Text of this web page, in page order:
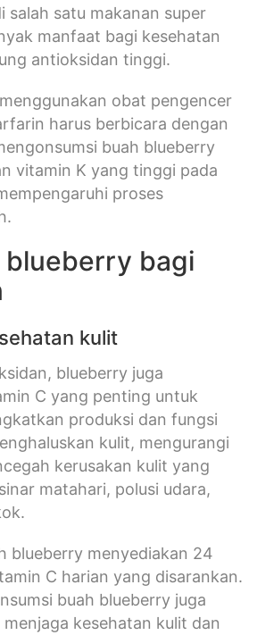
salah satu makanan super
manfaat bagi kesehatan
antioksidan tinggi.
obat pengencer
harus berbicara dengan
buah blueberry
vitamin K yang tinggi pada
proses
blueberry bagi
kulit
blueberry juga
C yang penting untuk
produksi dan fungsi
kulit, mengurangi
kerusakan kulit yang
matahari, polusi udara,
blueberry menyediakan 24
C harian yang disarankan.
buah blueberry juga
kesehatan kulit dan